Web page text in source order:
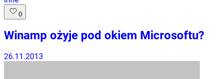
0
Winamp ożyje pod okiem Microsoftu?
26.11.2013